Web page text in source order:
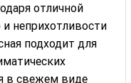
отличной
неприхотливости
подходит для
в свежем виде